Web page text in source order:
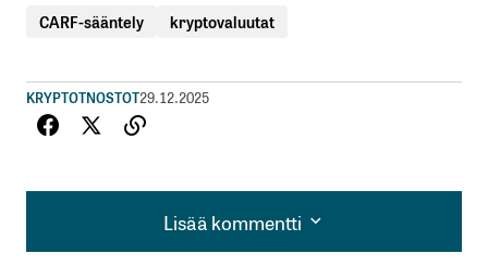
CARF-sääntely kryptovaluutat
KRYPTOTNOSTOT29.12.2025
Lisää kommentti
Lisää kommentti